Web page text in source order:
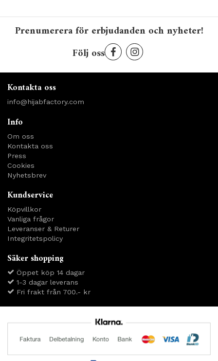
Prenumerera för erbjudanden och nyheter!
Följ oss
Kontakta oss
info@hijabfactory.com
Info
Om oss
Kontakta oss
Press
Cookies
Nyhetsbrev
Kundservice
Köpvillkor
Vanliga frågor
Leveranser & Returer
Integritetspolicy
Säker shopping
Öppet köp 14 dagar
1-3 dagar leverans
Fri frakt från 700.- kr